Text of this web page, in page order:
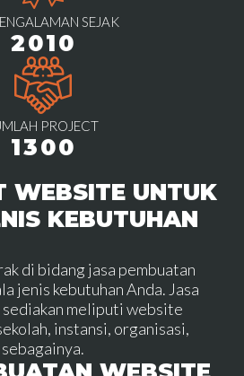
SEJAK
2010
PROJECT
1300
WEBSITE UNTUK
KEBUTUHAN
di bidang jasa pembuatan
jenis kebutuhan Anda. Jasa
meliputi website
instansi, organisasi,